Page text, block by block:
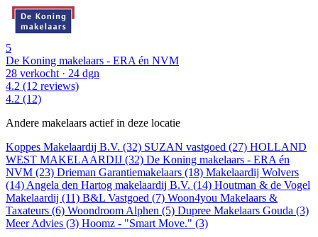
5
De Koning makelaars - ERA én NVM
28 verkocht· 24 dgn
4.2 (12 reviews)
4.2 (12)
Andere makelaars actief in deze locatie
Koppes Makelaardij B.V. (32) SUZAN vastgoed (27) HOLLAND
WEST MAKELAARDIJ (32) De Koning makelaars - ERA én
NVM (23) Drieman Garantiemakelaars (18) Makelaardij Wolvers
(14)Angela den Hartog makelaardij B.V. (14) Houtman & de Vogel
Makelaardij (11) B&L Vastgoed (7) Woon4you Makelaars &
Taxateurs (6) Woondroom Alphen (5) Dupree Makelaars Gouda (3)
Meer Advies (3) Hoomz - "Smart Move." (3)